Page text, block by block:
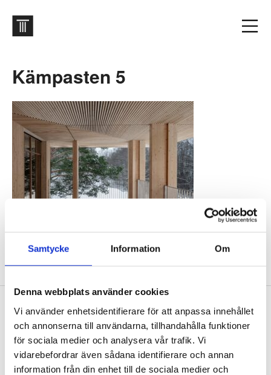
Samtycke Information Om
Denna webbplats använder cookies
Vi använder enhetsidentifierare för att anpassa innehållet
och annonserna till användarna, tillhandahålla funktioner
för sociala medier och analysera vår trafik. Vi
vidarebefordrar även sådana identifierare och annan
information från din enhet till de sociala medier och
Kämpasten 5
Kämpasten. Foto: Erik Lefvander
Footer
Contact us
Welcome to Tengbom! Whatever your question or enquiry,
we look forward to hearing from you.